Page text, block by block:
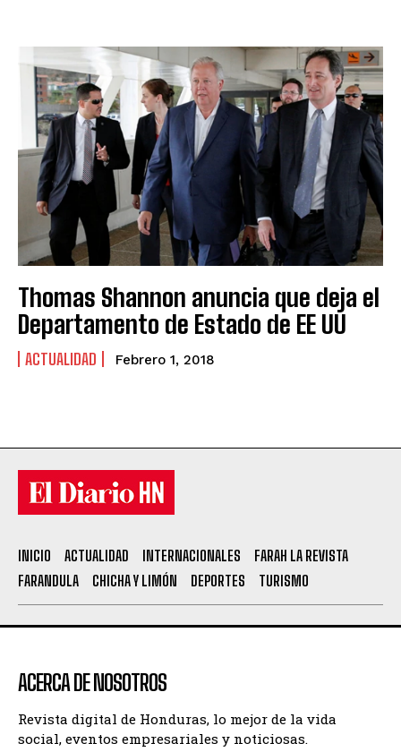
Thomas Shannon anuncia que deja el
Departamento de Estado de EE UU
ACTUALIDAD Febrero 1, 2018
INICIO ACTUALIDAD INTERNACIONALES
FARAH LA REVISTA
FARANDULA
CHICHA Y LIMÓN DEPORTES TURISMO
ACERCA DE NOSOTROS
Revista digital de Honduras, lo mejor de la vida
social, eventos empresariales y noticiosas.